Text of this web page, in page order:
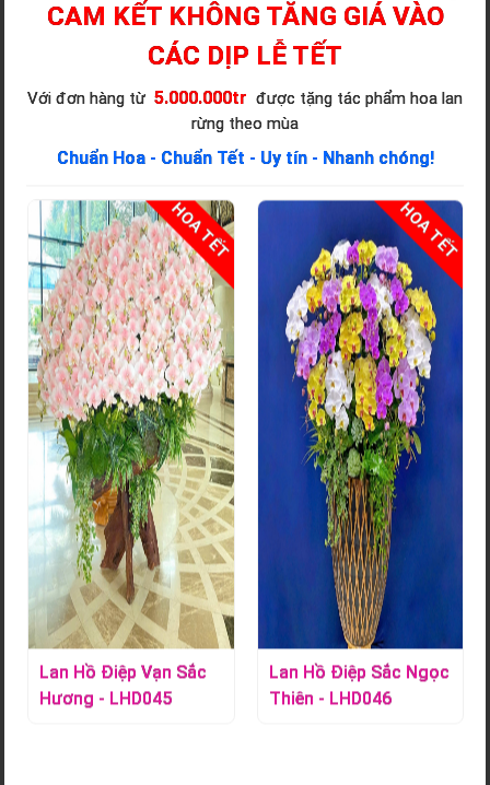
Giỏ Trái Cây Kết Hợp Hoa Tươi -
TC103
Mã sản phẩm: S000809
Giỏ trái cây kết hợp hoa tươi là món quà vừa thanh lịch vừa ý
nghĩa, nổi bật với sắc hoa tươi tắn và trái cây tuyển chọn chất
lượng. Phù hợp cho nhiều dịp, món quà này thay lời chúc sức
khỏe, niềm vui và sự trân trọng gửi đến người nhận
CAM KẾT KHÔNG TĂNG GIÁ VÀO
CÁC DỊP LỄ TẾT
Với đơn hàng từ 5.000.000tr được tặng tác phẩm hoa lan
rừng theo mùa
Chuẩn Hoa - Chuẩn Tết - Uy tín - Nhanh chóng!
Lan Hồ Điệp Vạn Sắc
Hương - LHD045
HOA TẾT
Lan Hồ Điệp Sắc Ngọc
Thiên - LHD046
HOA TẾT